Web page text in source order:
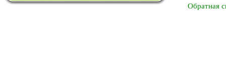
Обратная